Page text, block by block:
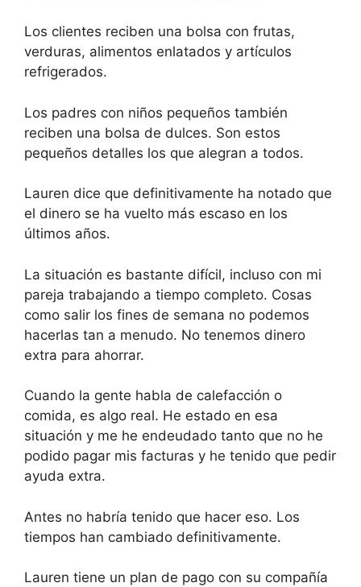
Los clientes reciben una bolsa con frutas,
verduras, alimentos enlatados y artículos
refrigerados.
Los padres con niños pequeños también
reciben una bolsa de dulces. Son estos
pequeños detalles los que alegran a todos.
Lauren dice que definitivamente ha notado que
el dinero se ha vuelto más escaso en los
últimos años.
La situación es bastante difícil, incluso con mi
pareja trabajando a tiempo completo. Cosas
como salir los fines de semana no podemos
hacerlas tan a menudo. No tenemos dinero
extra para ahorrar.
Cuando la gente habla de calefacción o
comida, es algo real. He estado en esa
situación y me he endeudado tanto que no he
podido pagar mis facturas y he tenido que pedir
ayuda extra.
Antes no habría tenido que hacer eso. Los
tiempos han cambiado definitivamente.
Lauren tiene un plan de pago con su compañía